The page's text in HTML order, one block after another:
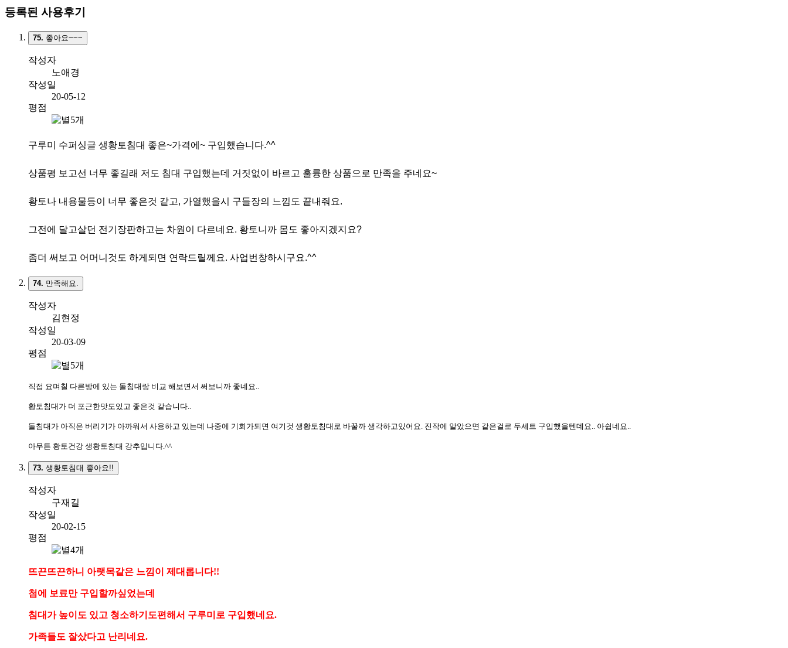
등록된 사용후기
75. 좋아요~~~
작성자
노애경
작성일
20-05-12
평점
구루미 수퍼싱글 생황토침대 좋은~가격에~ 구입했습니다.^^
상품평 보고선 너무 좋길래 저도 침대 구입했는데 거짓없이 바르고 훌륭한 상품으로 만족을 주네요~
황토나 내용물등이 너무 좋은것 같고, 가열했을시 구들장의 느낌도 끝내줘요.
그전에 달고살던 전기장판하고는 차원이 다르네요. 황토니까 몸도 좋아지겠지요?
좀더 써보고 어머니것도 하게되면 연락드릴께요. 사업번창하시구요.^^
74. 만족해요.
작성자
김현정
작성일
20-03-09
평점
직접 요며칠 다른방에 있는 돌침대랑 비교 해보면서 써보니까 좋네요..
황토침대가 더 포근한맛도있고 좋은것 같습니다..
돌침대가 아직은 버리기가 아까워서 사용하고 있는데 나중에 기회가되면 여기것 생황토침대로 바꿀까 생각하고있어요. 진작에 알았으면 같은걸로 두세트 구입했을텐데요.. 아쉽네요..
아무튼 황토건강 생황토침대 강추입니다.^^
73. 생황토침대 좋아요!!
작성자
구재길
작성일
20-02-15
평점
뜨끈뜨끈하니 아랫목같은 느낌이 제대롭니다!!
첨에 보료만 구입할까싶었는데
침대가 높이도 있고 청소하기도편해서 구루미로 구입했네요.
가족들도 잘샀다고 난리네요.